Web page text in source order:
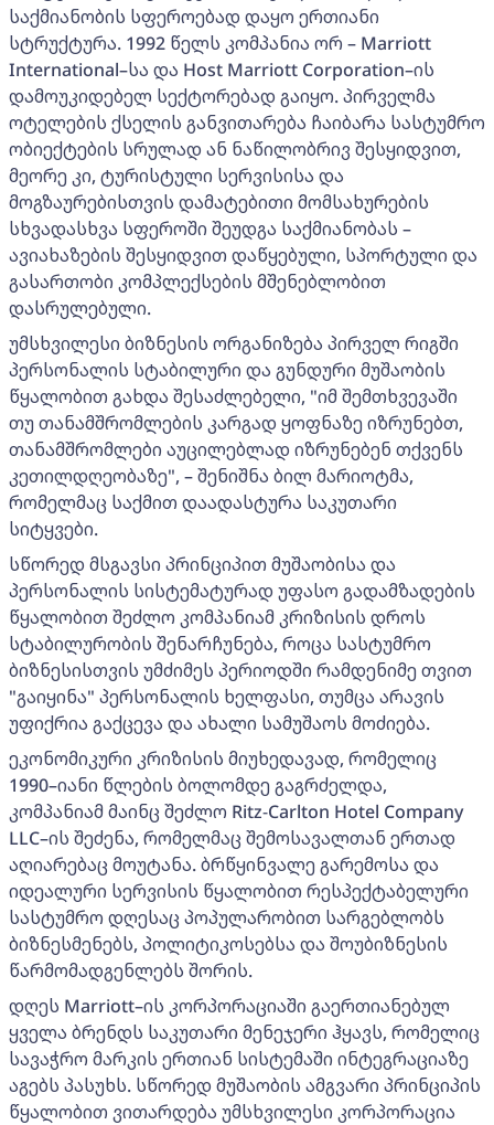
საქმიანობის სფეროებად დაყო ერთიანი
სტრუქტურა. 1992 წელს კომპანია ორ – Marriott
International–სა და Host Marriott Corporation–ის
დამოუკიდებელ სექტორებად გაიყო. პირველმა
ოტელების ქსელის განვითარება ჩაიბარა სასტუმრო
ობიექტების სრულად ან ნაწილობრივ შესყიდვით,
მეორე კი, ტურისტული სერვისისა და
მოგზაურებისთვის დამატებითი მომსახურების
სხვადასხვა სფეროში შეუდგა საქმიანობას –
ავიახაზების შესყიდვით დაწყებული, სპორტული და
გასართობი კომპლექსების მშენებლობით
დასრულებული.
უმსხვილესი ბიზნესის ორგანიზება პირველ რიგში
პერსონალის სტაბილური და გუნდური მუშაობის
წყალობით გახდა შესაძლებელი, "იმ შემთხვევაში
თუ თანამშრომლების კარგად ყოფნაზე იზრუნებთ,
თანამშრომლები აუცილებლად იზრუნებენ თქვენს
კეთილდღეობაზე", – შენიშნა ბილ მარიოტმა,
რომელმაც საქმით დაადასტურა საკუთარი
სიტყვები.
სწორედ მსგავსი პრინციპით მუშაობისა და
პერსონალის სისტემატურად უფასო გადამზადების
წყალობით შეძლო კომპანიამ კრიზისის დროს
სტაბილურობის შენარჩუნება, როცა სასტუმრო
ბიზნესისთვის უმძიმეს პერიოდში რამდენიმე თვით
"გაიყინა" პერსონალის ხელფასი, თუმცა არავის
უფიქრია გაქცევა და ახალი სამუშაოს მოძიება.
ეკონომიკური კრიზისის მიუხედავად, რომელიც
1990–იანი წლების ბოლომდე გაგრძელდა,
კომპანიამ მაინც შეძლო Ritz-Carlton Hotel Company
LLC–ის შეძენა, რომელმაც შემოსავალთან ერთად
აღიარებაც მოუტანა. ბრწყინვალე გარემოსა და
იდეალური სერვისის წყალობით რესპექტაბელური
სასტუმრო დღესაც პოპულარობით სარგებლობს
ბიზნესმენებს, პოლიტიკოსებსა და შოუბიზნესის
წარმომადგენლებს შორის.
დღეს Marriott–ის კორპორაციაში გაერთიანებულ
ყველა ბრენდს საკუთარი მენეჯერი ჰყავს, რომელიც
სავაჭრო მარკის ერთიან სისტემაში ინტეგრაციაზე
აგებს პასუხს. სწორედ მუშაობის ამგვარი პრინციპის
წყალობით ვითარდება უმსხვილესი კორპორაცია